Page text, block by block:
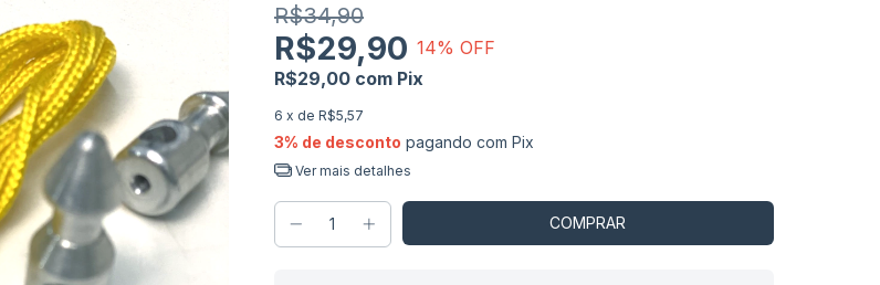
R$34,90
R$29,90 14% OFF
R$29,00 com Pix
6 x de R$5,57
3% de desconto pagando com Pix
Ver mais detalhes